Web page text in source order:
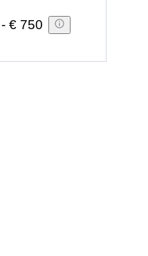
- € 750